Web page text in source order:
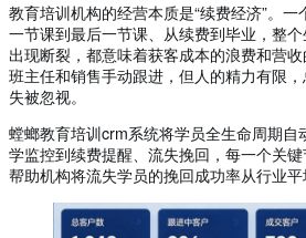
教育培训机构的经营本质是“续费经济”。
一节课到最后一节课、从续费到毕业，整
出现断裂，都意味着获客成本的浪费和营
班主任和销售手动跟进，但人的精力有限
失被忽视。
螳螂教育培训crm系统将学员全生命周期自
学监控到续费提醒、流失挽回，每一个关键
帮助机构将流失学员的挽回成功率从行业平